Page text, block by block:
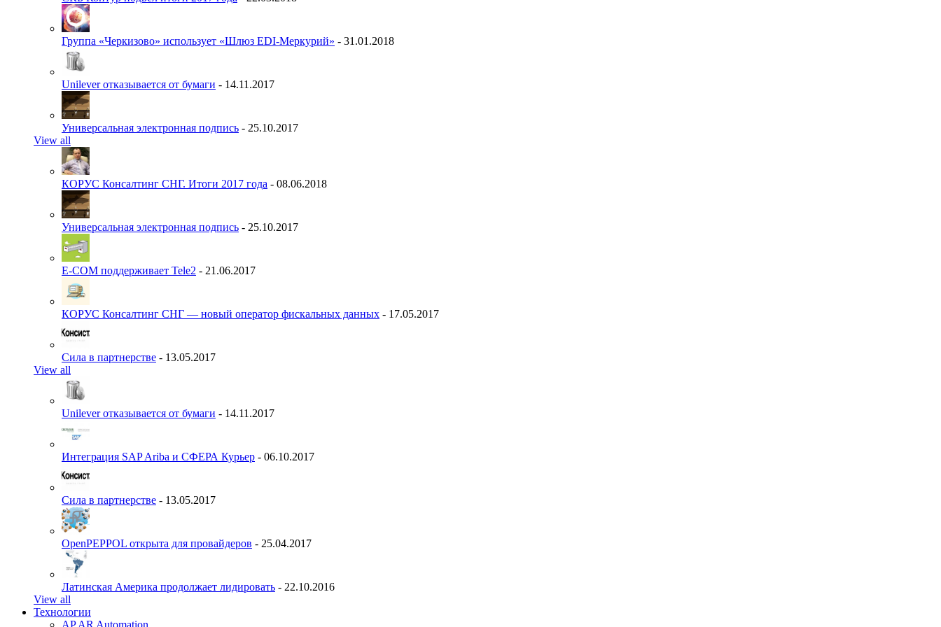
Группа «Черкизово» использует «Шлюз EDI-Меркурий» - 31.01.2018
Unilever отказывается от бумаги - 14.11.2017
Универсальная электронная подпись - 25.10.2017
View all
КОРУС Консалтинг СНГ. Итоги 2017 года - 08.06.2018
Универсальная электронная подпись - 25.10.2017
E-COM поддерживает Tele2 - 21.06.2017
КОРУС Консалтинг СНГ — новый оператор фискальных данных - 17.05.2017
Сила в партнерстве - 13.05.2017
View all
Unilever отказывается от бумаги - 14.11.2017
Интеграция SAP Ariba и СФЕРА Курьер - 06.10.2017
Сила в партнерстве - 13.05.2017
OpenPEPPOL открыта для провайдеров - 25.04.2017
Латинская Америка продолжает лидировать - 22.10.2016
View all
Технологии